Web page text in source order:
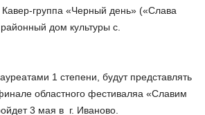
группа «Черный день» («Слава
дом культуры с.
1 степени, будут представлять
областного фестиваляа «Славим
3 мая в г. Иваново.